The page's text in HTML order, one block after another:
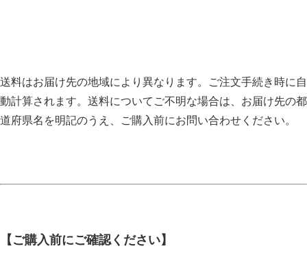
送料はお届け先の地域により異なります。ご注文手続き時に自
動計算されます。送料についてご不明な場合は、お届け先の都
道府県名を明記のうえ、ご購入前にお問い合わせください。
【ご購入前にご確認ください】